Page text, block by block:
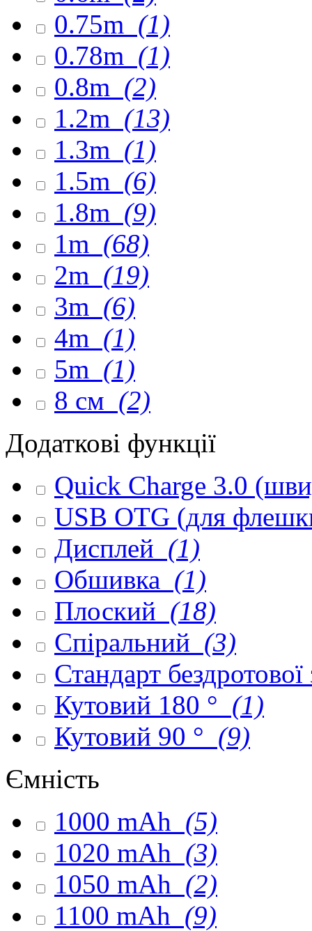
0.75m (1)
0.78m (1)
0.8m (2)
1.2m (13)
1.3m (1)
1.5m (6)
1.8m (9)
1m (68)
2m (19)
3m (6)
4m (1)
5m (1)
8 см (2)
Додаткові функції
Quick Charge 3.0
USB OTG (для
Дисплей (1)
Обшивка (1)
Плоский (18)
Спіральний (3)
Стандарт
Кутовий 180 ° (1)
Кутовий 90 ° (9)
Ємність
1000 mAh (5)
1020 mAh (3)
1050 mAh (2)
1100 mAh (9)